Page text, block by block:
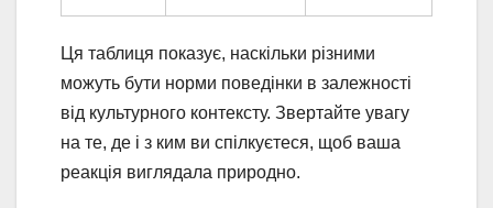
Ця таблиця показує, наскільки різними
можуть бути норми поведінки в залежності
від культурного контексту. Звертайте увагу
на те, де і з ким ви спілкуєтеся, щоб ваша
реакція виглядала природно.